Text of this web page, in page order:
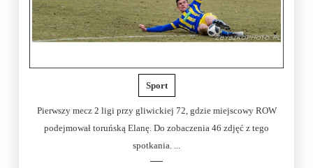
Sport
Pierwszy mecz 2 ligi przy gliwickiej 72, gdzie miejscowy ROW
podejmował toruńską Elanę. Do zobaczenia 46 zdjęć z tego
spotkania. ...